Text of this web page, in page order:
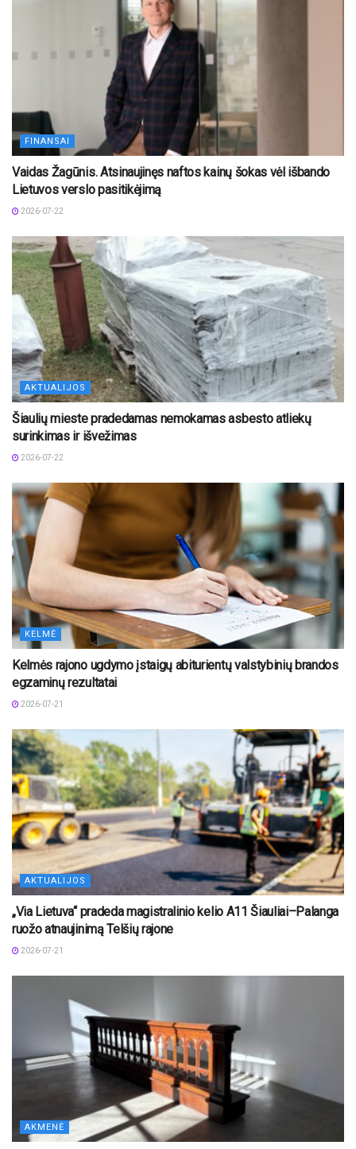
FINANSAI
Vaidas Žagūnis. Atsinaujinęs naftos kainų šokas vėl išbando
Lietuvos verslo pasitikėjimą
2026-07-22
AKTUALIJOS
Šiaulių mieste pradedamas nemokamas asbesto atliekų
surinkimas ir išvežimas
2026-07-22
KELMĖ
Kelmės rajono ugdymo įstaigų abiturientų valstybinių brandos
egzaminų rezultatai
2026-07-21
AKTUALIJOS
„Via Lietuva“ pradeda magistralinio kelio A11 Šiauliai–Palanga
ruožo atnaujinimą Telšių rajone
2026-07-21
AKMENĖ